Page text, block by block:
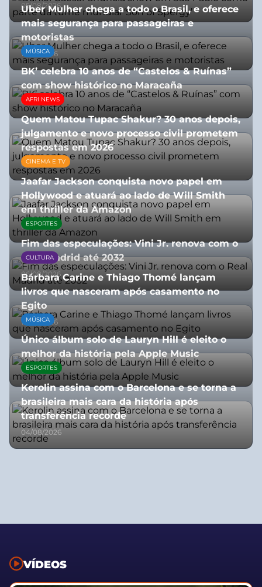
05/08/2026
Uber Mulher chega a todo o Brasil, e oferece
mais segurança para passageiras e
motoristas
10/07/2026
MÚSICA
BK’ celebra 10 anos de “Castelos & Ruínas”
com show histórico no Maracaña
06/08/2026
AFRI NEWS
Quem Matou Tupac Shakur? 30 anos depois,
julgamento e novo processo civil prometem
respostas em 2026
05/08/2026
CINEMA E TV
Jaafar Jackson conquista novo papel em
Hollywood e atuará ao lado de Will Smith
em thriller da Amazon
06/08/2026
ESPORTES
Fim das especulações: Vini Jr. renova com o
Real Madrid até 2032
06/08/2026
CULTURA
Bárbara Carine e Thiago Thomé lançam
livros que nasceram após casamento no
Egito
10/07/2026
MÚSICA
Único álbum solo de Lauryn Hill é eleito o
melhor da história pela Apple Music
06/08/2026
ESPORTES
Kerolin assina com o Barcelona e se torna a
brasileira mais cara da história após
transferência recorde
04/08/2026
VÍDEOS